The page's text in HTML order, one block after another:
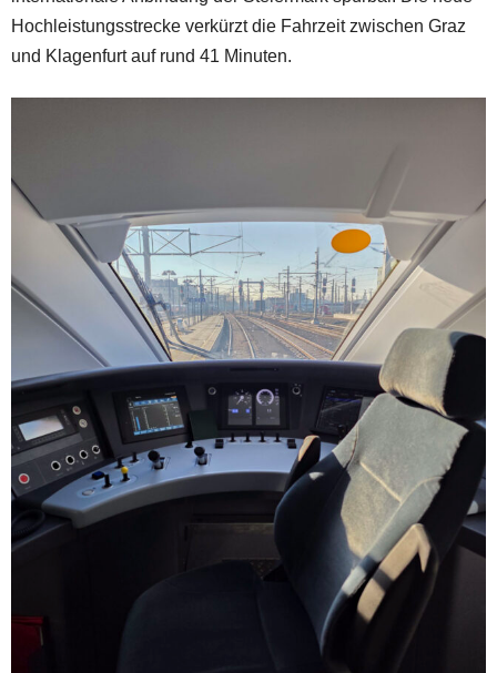
Hochleistungsstrecke verkürzt die Fahrzeit zwischen Graz
und Klagenfurt auf rund 41 Minuten.